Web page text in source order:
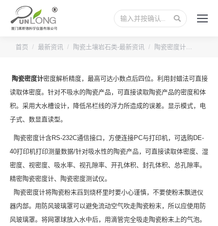
搜
索：
您的位置：
首页 最新资讯 陶瓷土壤岩石类-最新资讯 陶瓷密度计…
陶瓷密度计密度解析精度，最高可达小数点后四位。利用封蜡法可直接
读取体密度。针对不吸水的陶瓷产品，可直接读取陶瓷产品的密度和体
积。采用大水槽设计，降低吊栏线的浮力所造成的误差。显示模式，电
子式、数显直读型。
陶瓷密度计含RS-232C通信接口，方便连接PC与打印机，可选购DE-
40打印机打印测量数据/针对吸水性的陶瓷产品，可直接读取体密度、湿
密度、视密度、吸水率、视孔隙率、开孔体积、封孔体积、总孔隙率。
精密陶瓷密度计、陶瓷密度测试仪。
陶瓷密度计将陶瓷粉末舀到烧杯里时要小心谨慎，不要使粉末飘进仪
器内部。用防风玻璃罩可以避免流动空气吹走陶瓷粉末，所以应使用防
风玻璃罩。将网罩球放入水中后，用滴管完全吸走陶瓷粉末上的气泡。